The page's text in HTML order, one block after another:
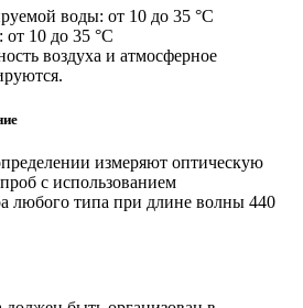
воды: от 10 до 35 °С
от 10 до 35 °С
воздуха и атмосферное
измеряют оптическую
с использованием
любого типа при длине волны 440